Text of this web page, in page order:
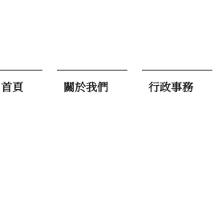
首頁 關於我們 行政事務